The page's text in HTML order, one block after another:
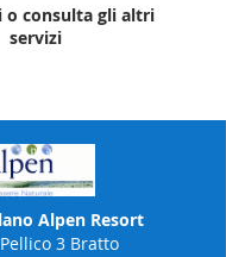
o consulta gli altri
servizi
Alpen Resort
3 Bratto